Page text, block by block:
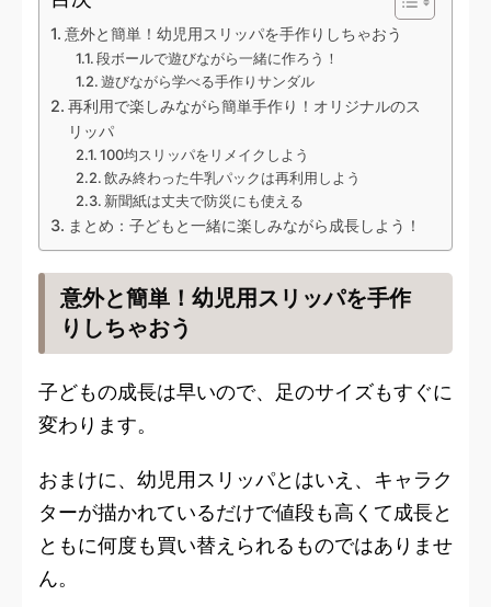
意外と簡単！幼児用スリッパを手作りしちゃおう
段ボールで遊びながら一緒に作ろう！
遊びながら学べる手作りサンダル
再利用で楽しみながら簡単手作り！オリジナルのス
リッパ
100均スリッパをリメイクしよう
飲み終わった牛乳パックは再利用しよう
新聞紙は丈夫で防災にも使える
まとめ：子どもと一緒に楽しみながら成長しよう！
意外と簡単！幼児用スリッパを手作
りしちゃおう
子どもの成長は早いので、足のサイズもすぐに
変わります。
おまけに、幼児用スリッパとはいえ、キャラク
ターが描かれているだけで値段も高くて成長と
ともに何度も買い替えられるものではありませ
ん。